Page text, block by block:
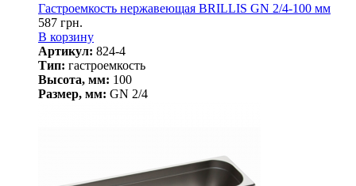
Гастроемкость нержавеющая BRILLIS GN 2/4-100 мм
587 грн.
В корзину
Артикул: 824-4
Тип: гастроемкость
Высота, мм: 100
Размер, мм: GN 2/4